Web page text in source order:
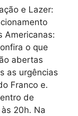
e Lazer:
Americanas:
o que
abertas
as urgências
Franco e.
de
20h. Na